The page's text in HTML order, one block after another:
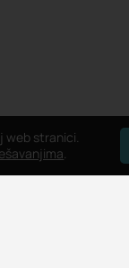
web stranici.
.